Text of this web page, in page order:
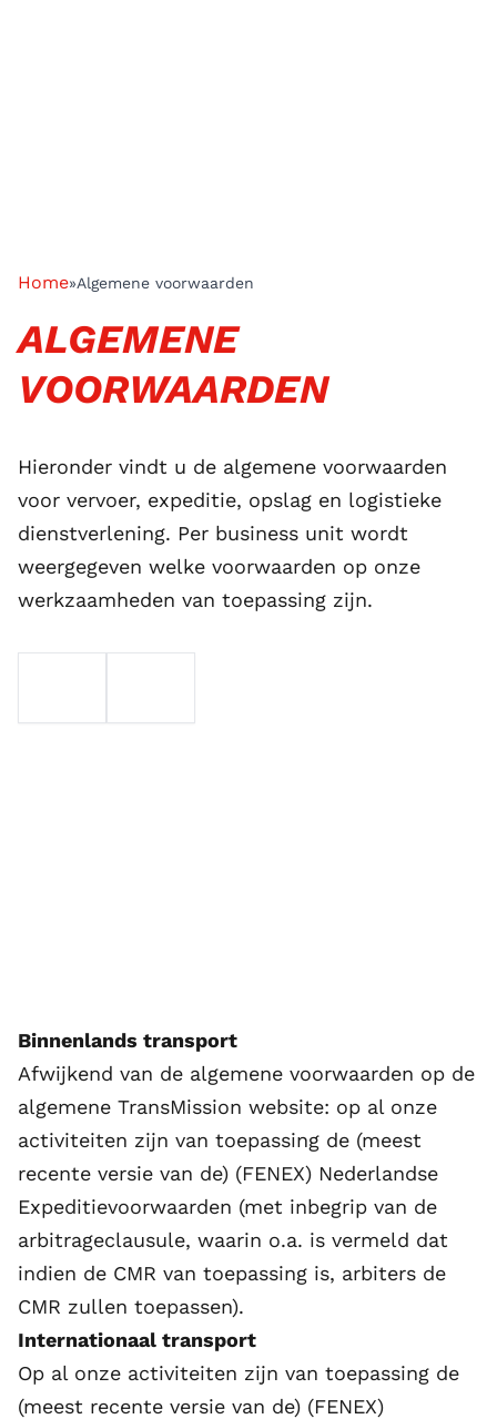
Home»Algemene voorwaarden
ALGEMENE
VOORWAARDEN
Hieronder vindt u de algemene voorwaarden
voor vervoer, expeditie, opslag en logistieke
dienstverlening. Per business unit wordt
weergegeven welke voorwaarden op onze
werkzaamheden van toepassing zijn.
Binnenlands transport
Afwijkend van de algemene voorwaarden op de
algemene TransMission website: op al onze
activiteiten zijn van toepassing de (meest
recente versie van de) (FENEX) Nederlandse
Expeditievoorwaarden (met inbegrip van de
arbitrageclausule, waarin o.a. is vermeld dat
indien de CMR van toepassing is, arbiters de
CMR zullen toepassen).
Internationaal transport
Op al onze activiteiten zijn van toepassing de
(meest recente versie van de) (FENEX)